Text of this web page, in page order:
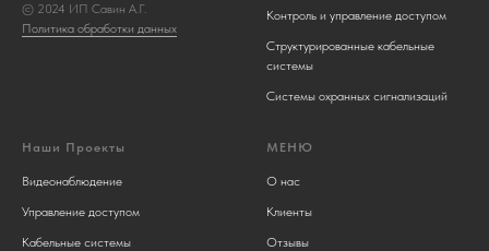
© 2024 ИП Савин А.Г.
Политика обработки данных
Контроль и управление доступом
Структурированные кабельные
системы
Системы охранных сигнализаций
Наши Проекты
Видеонаблюдение
Управление доступом
Кабельные системы
МЕНЮ
О нас
Клиенты
Отзывы